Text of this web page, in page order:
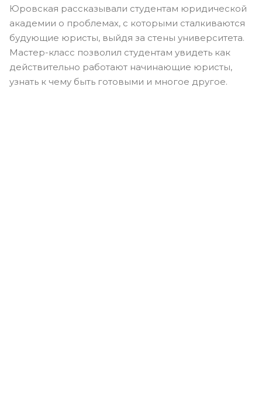
Юровская рассказывали студентам юридической
академии о проблемах, с которыми сталкиваются
будующие юристы, выйдя за стены университета.
Мастер-класс позволил студентам увидеть как
действительно работают начинающие юристы,
узнать к чему быть готовыми и многое другое.